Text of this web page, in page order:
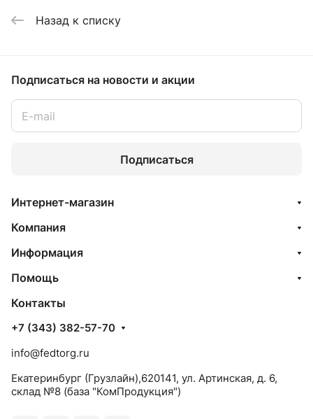
Назад к списку
Подписаться на новости и акции
Подписаться
Интернет-магазин
Компания
Информация
Помощь
Контакты
+7 (343) 382-57-70
info@fedtorg.ru
Екатеринбург (Грузлайн),620141, ул. Артинская, д. 6,
склад №8 (база "КомПродукция")